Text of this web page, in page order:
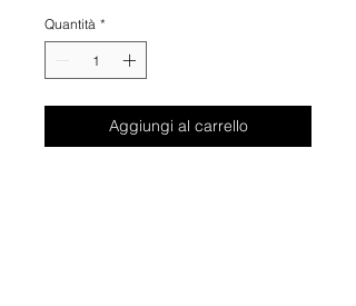
Quantità *
Aggiungi al carrello